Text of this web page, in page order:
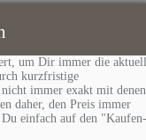
um Dir immer die aktuell
kurzfristige
nicht immer exakt mit denen
daher, den Preis immer
einfach auf den "Kaufen-